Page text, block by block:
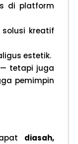
di platform
kreatif
estetik.
— tetapi juga
pemimpin
diasah,